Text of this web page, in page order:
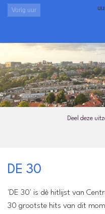
Vorig uur
Deel deze
DE 30
'DE 30' is dè hitlijst van
30 grootste hits van dit